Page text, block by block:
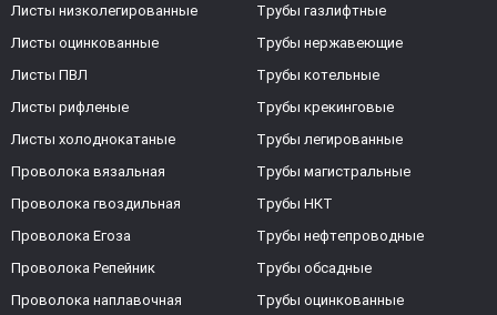
Листы низколегированные
Листы оцинкованные
Листы ПВЛ
Листы рифленые
Листы холоднокатаные
Проволока вязальная
Проволока гвоздильная
Проволока Егоза
Проволока Репейник
Проволока наплавочная
Трубы газлифтные
Трубы нержавеющие
Трубы котельные
Трубы крекинговые
Трубы легированные
Трубы магистральные
Трубы НКТ
Трубы нефтепроводные
Трубы обсадные
Трубы оцинкованные